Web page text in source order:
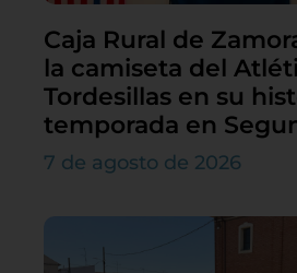
Caja Rural de
la camiseta del
Tordesillas en su
temporada en
7 de agosto de 2026